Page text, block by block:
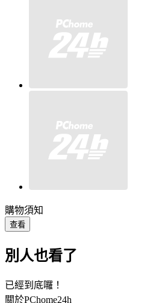
購物須知
查看
別人也看了
已經到底囉！
關於PChome24h